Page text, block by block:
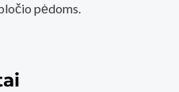
pėdoms.